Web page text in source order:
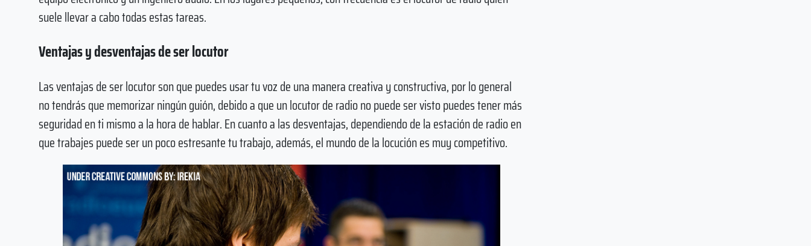
suele llevar a cabo todas estas tareas.
Ventajas y desventajas de ser locutor
Las ventajas de ser locutor son que puedes usar tu voz de una manera creativa y constructiva, por lo general
no tendrás que memorizar ningún guión, debido a que un locutor de radio no puede ser visto puedes tener más
seguridad en ti mismo a la hora de hablar. En cuanto a las desventajas, dependiendo de la estación de radio en
que trabajes puede ser un poco estresante tu trabajo, además, el mundo de la locución es muy competitivo.